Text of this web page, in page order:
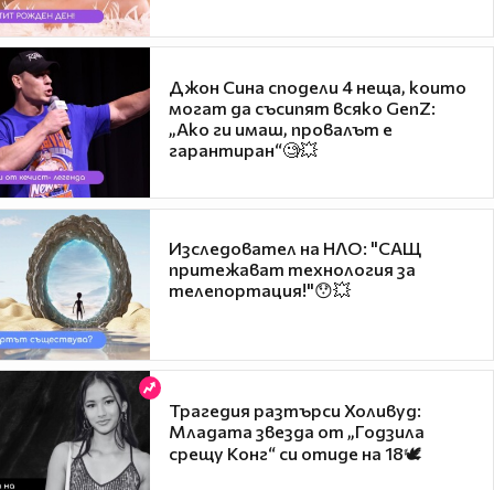
Джон Сина сподели 4 неща, които
могат да съсипят всяко GenZ:
„Ако ги имаш, провалът е
гарантиран“🧐💥
Изследовател на НЛО: "САЩ
притежават технология за
телепортация!"😯💥
Трагедия разтърси Холивуд:
Младата звезда от „Годзила
срещу Конг“ си отиде на 18🕊️